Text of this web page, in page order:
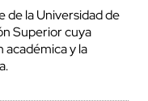
de la Universidad de
Superior cuya
y la